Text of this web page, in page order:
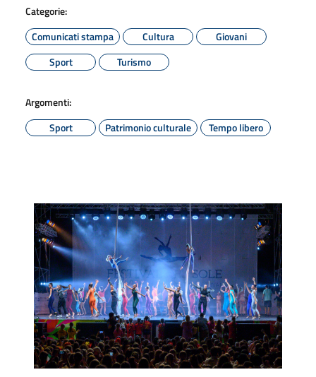
Categorie:
Comunicati stampa
Cultura
Giovani
Sport
Turismo
Argomenti:
Sport
Patrimonio culturale Tempo libero